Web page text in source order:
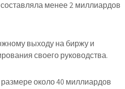
менее 2 миллиардов
выходу на биржу и
своего руководства.
около 40 миллиардов